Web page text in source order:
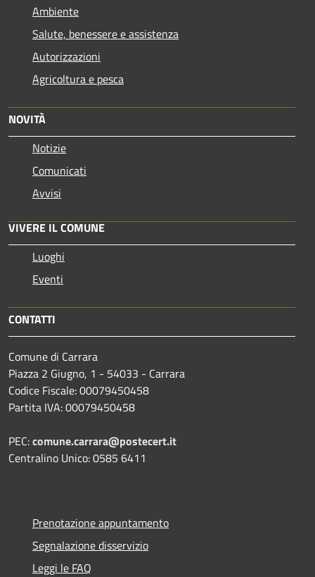
Ambiente
Salute, benessere e assistenza
Autorizzazioni
Agricoltura e pesca
NOVITÀ
Notizie
Comunicati
Avvisi
VIVERE IL COMUNE
Luoghi
Eventi
CONTATTI
Comune di Carrara
Piazza 2 Giugno, 1 - 54033 - Carrara
Codice Fiscale: 00079450458
Partita IVA: 00079450458
PEC:comune.carrara@postecert.it
Centralino Unico: 0585 6411
Prenotazione appuntamento
Segnalazione disservizio
Leggi le FAQ